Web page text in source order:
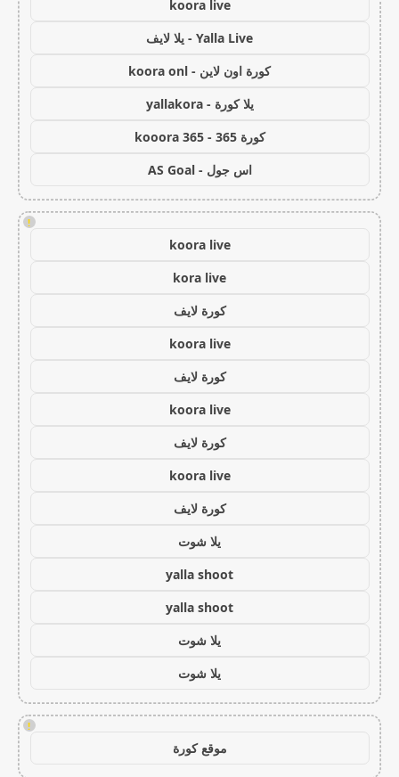
koora live
Yalla Live - يلا لايف
كورة اون لاين - koora onl
يلا كورة - yallakora
كورة 365 - kooora 365
اس جول - AS Goal
!
koora live
kora live
كورة لايف
koora live
كورة لايف
koora live
كورة لايف
koora live
كورة لايف
يلا شوت
yalla shoot
yalla shoot
يلا شوت
يلا شوت
!
موقع كورة